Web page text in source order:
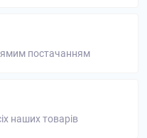
постачанням
наших товарів